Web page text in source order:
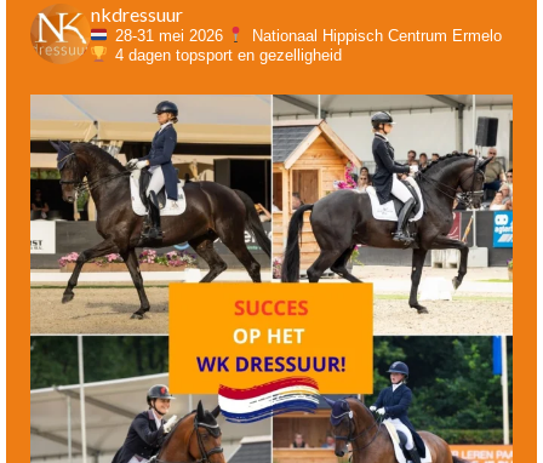
nkdressuur
28-31 mei 2026
Nationaal Hippisch Centrum Ermelo
4 dagen topsport en gezelligheid